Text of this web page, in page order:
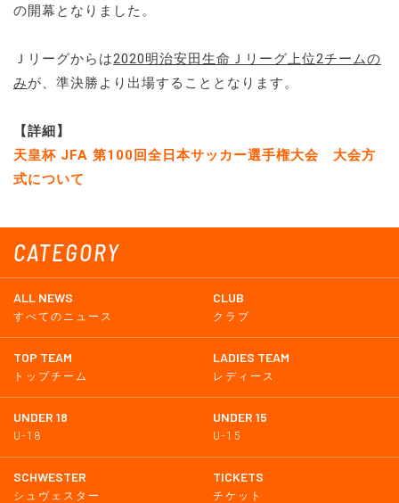
CATEGORY
ALL NEWS
すべてのニュース
CLUB
クラブ
TOP TEAM
トップチーム
LADIES TEAM
レディース
UNDER 18
U-18
UNDER 15
U-15
SCHWESTER
シュヴェスター
TICKETS
チケット
の開幕となりました。
Ｊリーグからは2020明治安田生命Ｊリーグ上位2チームの
みが、準決勝より出場することとなります。
【詳細】
天皇杯 JFA 第100回全日本サッカー選手権大会 大会方
式について